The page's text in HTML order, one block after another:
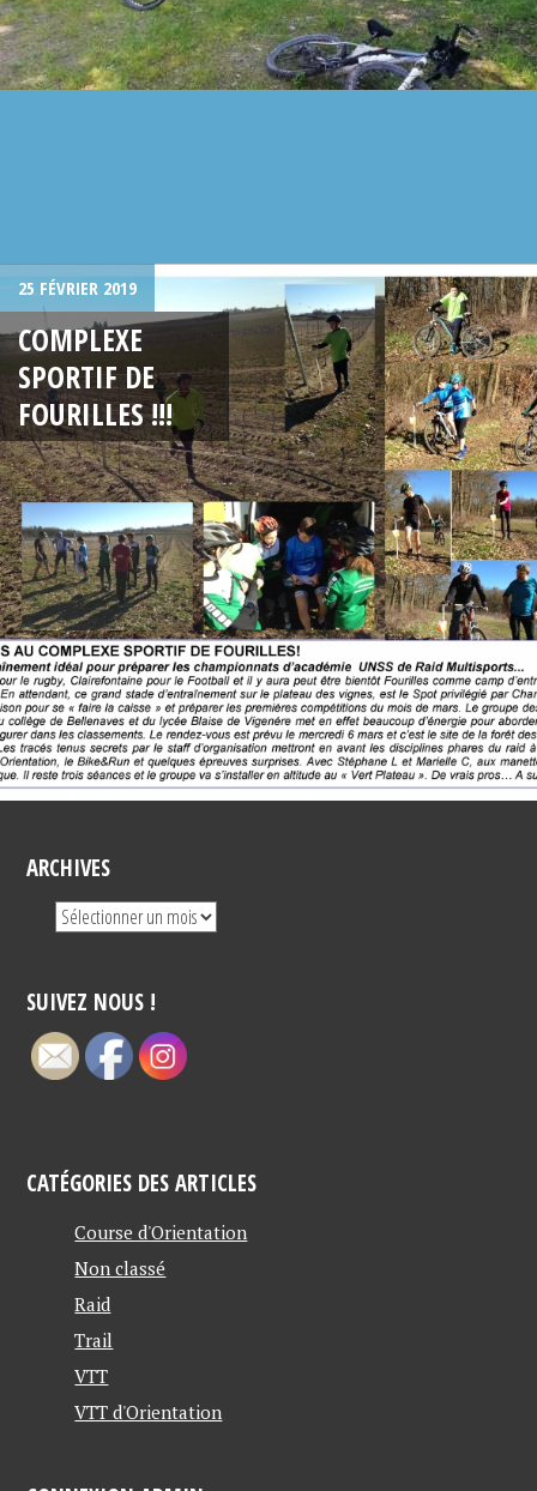
25 FÉVRIER 2019
COMPLEXE
SPORTIF DE
FOURILLES !!!
ARCHIVES
SUIVEZ NOUS !
CATÉGORIES DES ARTICLES
Course d'Orientation
Non classé
Raid
Trail
VTT
VTT d'Orientation